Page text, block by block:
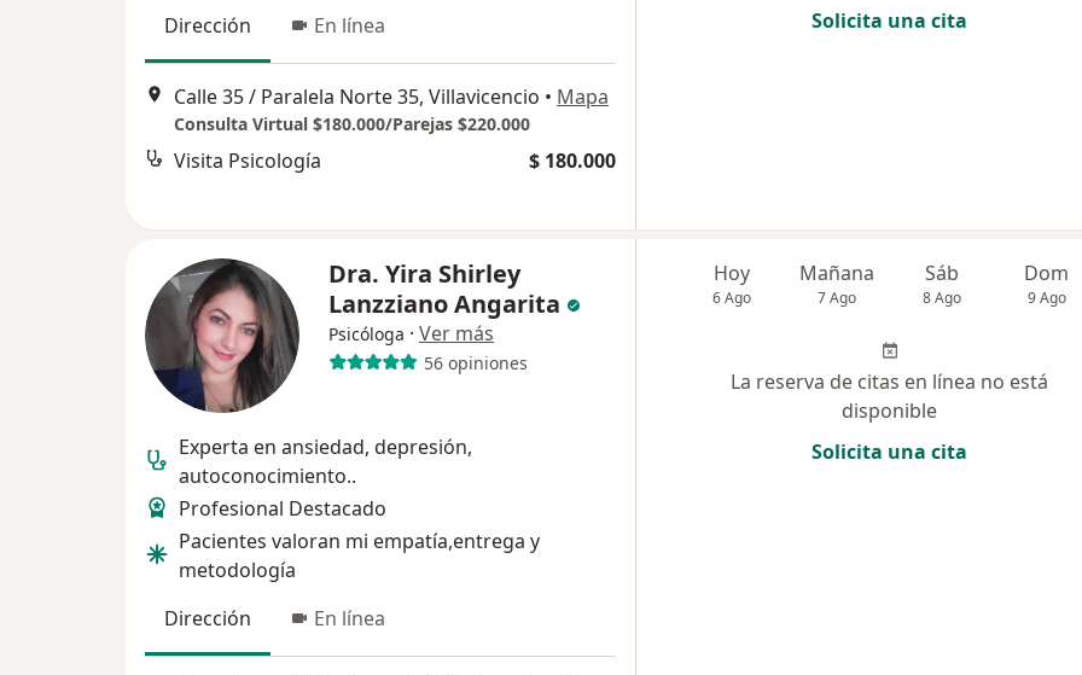
Dirección En línea
Calle 35 / Paralela Norte 35, Villavicencio • Mapa
Consulta Virtual $180.000/Parejas $220.000
Visita Psicología $ 180.000
Solicita una cita
Dra. Yira Shirley
Lanzziano Angarita
Psicóloga · Ver más
56 opiniones
Experta en ansiedad, depresión,
autoconocimiento..
Profesional Destacado
Pacientes valoran mi empatía,entrega y
metodología
Dirección
En línea
Hoy
6 Ago
Mañana
7 Ago
Sáb
8 Ago
Dom
9 Ago
La reserva de citas en línea no está
disponible
Solicita una cita